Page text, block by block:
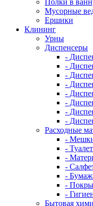
Полки в
Мусорные
Ершики
Клининг
Урны
Диспенсеры
-
-
-
-
-
-
-
-
Расходные
-
-
-
-
-
-
-
Бытовая